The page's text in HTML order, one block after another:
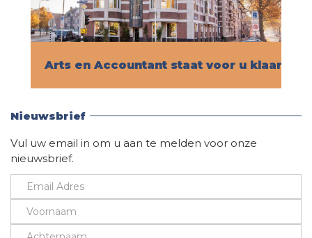
Arts en Accountant staat voor u klaar!
Nieuwsbrief
Vul uw email in om u aan te melden voor onze
nieuwsbrief.